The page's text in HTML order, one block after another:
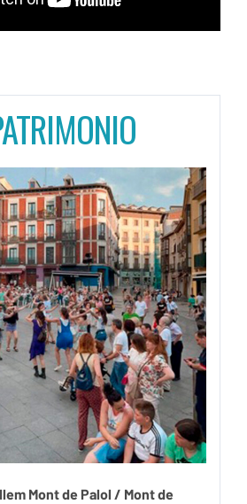
Mont de Palol / Mont de